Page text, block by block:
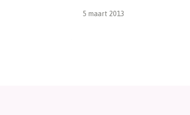
5 maart 2013